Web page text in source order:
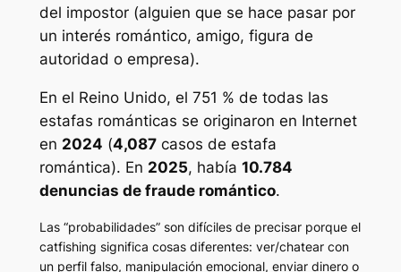
del impostor (alguien que se hace pasar por
un interés romántico, amigo, figura de
autoridad o empresa).
En el Reino Unido, el 751 % de todas las
estafas románticas se originaron en Internet
en 2024 (4,087casos de estafa
romántica). En 2025, había 10.784
denuncias de fraude romántico.
Las “probabilidades” son difíciles de precisar porque el
catfishing significa cosas diferentes: ver/chatear con
un perfil falso, manipulación emocional, enviar dinero o